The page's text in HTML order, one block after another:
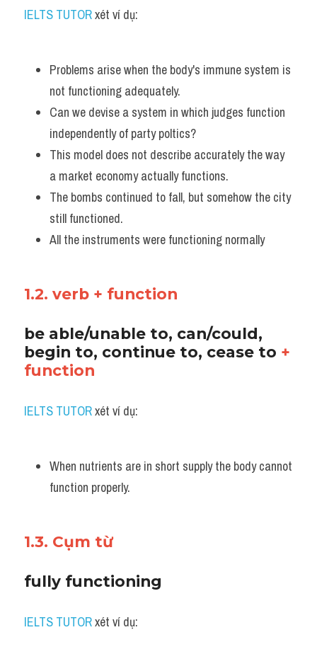
IELTS TUTOR xét ví dụ:
Problems arise when the body's immune system is
not functioning adequately.
Can we devise a system in which judges function
independently of party poltics?
This model does not describe accurately the way
a market economy actually functions.
The bombs continued to fall, but somehow the city
still functioned.
All the instruments were functioning normally
1.2. verb + function
be able/unable to, can/could,
begin to, continue to, cease to +
function
IELTS TUTOR xét ví dụ:
When nutrients are in short supply the body cannot
function properly.
1.3. Cụm từ
fully functioning
IELTS TUTOR xét ví dụ: